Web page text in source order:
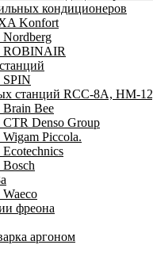
кондиционеров
Konfort
Nordberg
ROBINAIR
SPIN
станций RCC-8A, HM-
Brain Bee
CTR Denso Group
Piccola.
фреона
аргоном